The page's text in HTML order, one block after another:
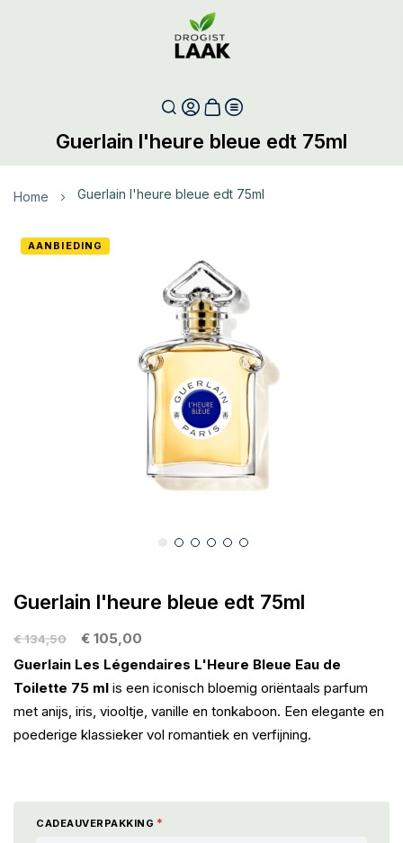
Guerlain l'heure bleue edt 75ml
Home guerlain l'heure bleue edt 75ml
AANBIEDING
Ga
het
begin
van
de
afbeeldingen-
gallerij
Guerlain l'heure bleue edt 75ml
€ 105,00
€ 134,50
Guerlain Les Légendaires L'Heure Bleue Eau de
Toilette 75 ml is een iconisch bloemig oriëntaals parfum
met anijs, iris, viooltje, vanille en tonkaboon. Een elegante en
poederige klassieker vol romantiek en verfijning.
CADEAUVERPAKKING